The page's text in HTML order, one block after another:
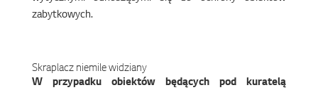
zabytkowych.
Skraplacz niemile widziany
W przypadku obiektów będących pod kuratelą